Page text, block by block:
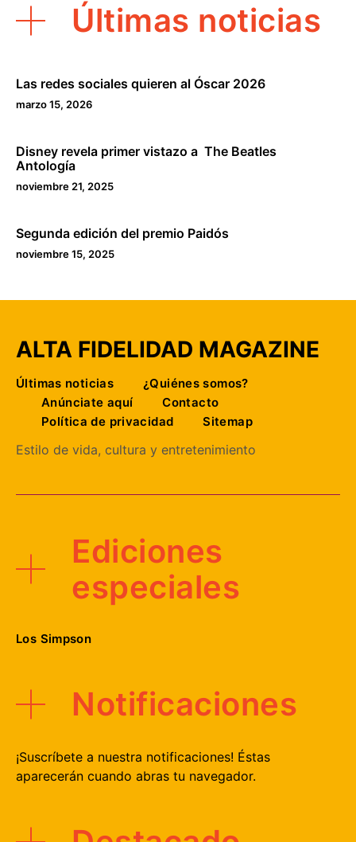
Últimas noticias
Las redes sociales quieren al Óscar 2026
marzo 15, 2026
Disney revela primer vistazo a The Beatles
Antología
noviembre 21, 2025
Segunda edición del premio Paidós
noviembre 15, 2025
ALTA FIDELIDAD MAGAZINE
Últimas noticias
¿Quiénes somos?
Anúnciate aquí
Contacto
Política de privacidad
Sitemap
Estilo de vida, cultura y entretenimiento
Ediciones
especiales
Los Simpson
Notificaciones
¡Suscríbete a nuestra notificaciones! Éstas
aparecerán cuando abras tu navegador.